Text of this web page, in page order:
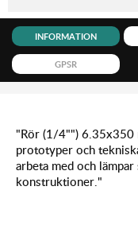
INFORMATION
GPSR
"Rör (1/4"") 6.35x350
prototyper och
arbeta med och
konstruktioner."